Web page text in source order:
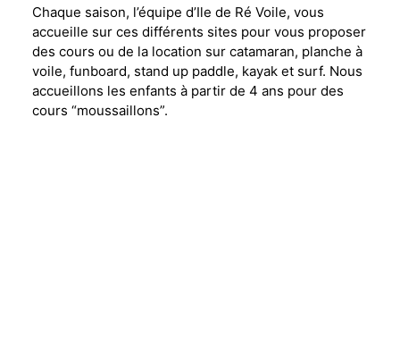
Chaque saison, l’équipe d’Ile de Ré Voile, vous
accueille sur ces différents sites pour vous proposer
des cours ou de la location sur catamaran, planche à
voile, funboard, stand up paddle, kayak et surf. Nous
accueillons les enfants à partir de 4 ans pour des
cours “moussaillons”.